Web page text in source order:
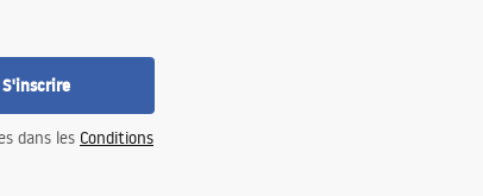
S'inscrire
dans les Conditions